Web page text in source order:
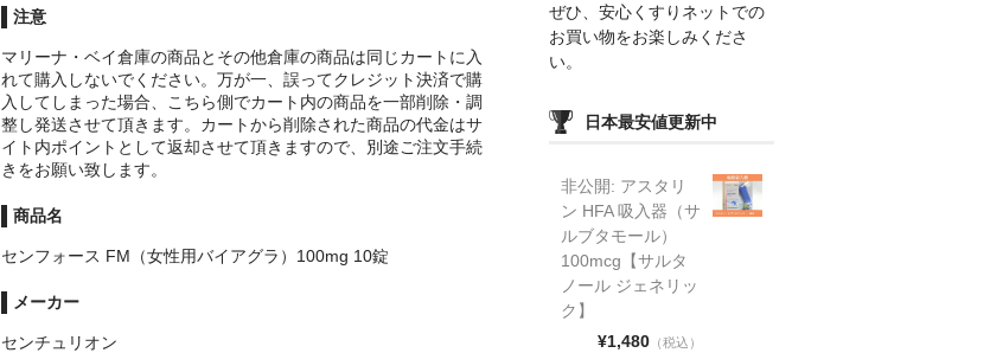
注意
マリーナ・ベイ倉庫の商品とその他倉庫の商品は同じカートに入
れて購入しないでください。万が一、誤ってクレジット決済で購
入してしまった場合、こちら側でカート内の商品を一部削除・調
整し発送させて頂きます。カートから削除された商品の代金はサ
イト内ポイントとして返却させて頂きますので、別途ご注文手続
きをお願い致します。
商品名
センフォース FM（女性用バイアグラ）100mg 10錠
メーカー
センチュリオン
ぜひ、安心くすりネットでの
お買い物をお楽しみくださ
い。
日本最安値更新中
非公開: アスタリ
ン HFA 吸入器（サ
ルブタモール）
100mcg【サルタ
ノール ジェネリッ
ク】
¥1,480 （税込）